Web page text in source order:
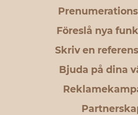
Föreslå nya
Skriv en
Bjuda på dina